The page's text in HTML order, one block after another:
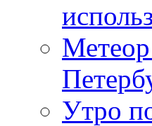
Утро